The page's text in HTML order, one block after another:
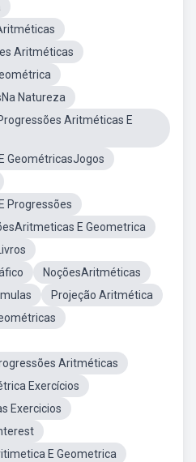
Aritméticas
Natureza
Aritméticas E
GeométricasJogos
Progressões
E Geometrica
NoçõesAritméticas
Projeção Aritmética
Aritméticas
Exercícios
Exercicios
E Geometrica